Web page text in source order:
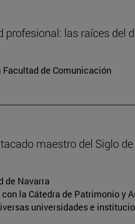
las raíces del
de Comunicación
maestro del Siglo
de Navarra
la Cátedra de Patrimonio y
universidades e